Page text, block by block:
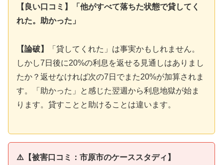
【良い口コミ】「他がすべて落ちた状態で貸してく
れた。助かった」
【論破】
「貸してくれた」は事実かもしれません。
しかし7日後に20%の利息を返せる見通しはありまし
たか？返せなければ次の7日でまた20%が加算されま
す。「助かった」と感じた翌週から利息地獄が始ま
ります。貸すことと助けることは違います。
⚠️【被害口コミ：市原市のケーススタディ】